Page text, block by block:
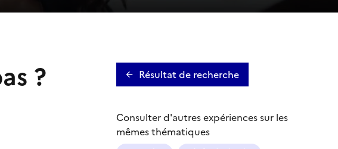
? Résultat de recherche
Consulter d'autres expériences sur les
mêmes thématiques